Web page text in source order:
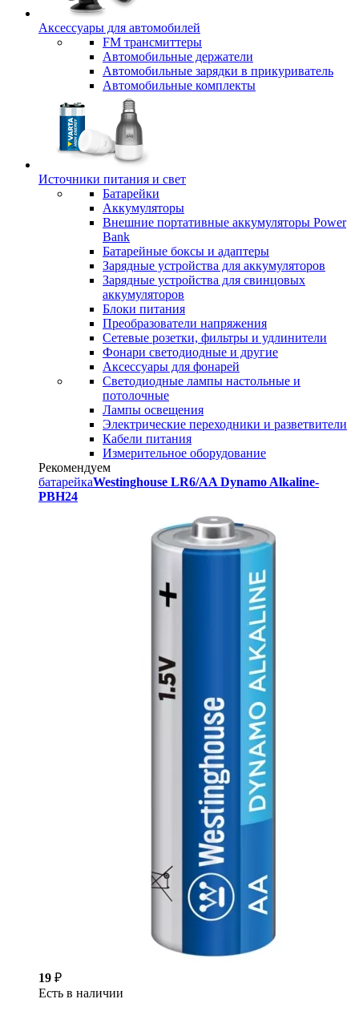
Аксессуары для автомобилей
FM трансмиттеры
Автомобильные держатели
Автомобильные зарядки в прикуриватель
Автомобильные комплекты
Источники питания и свет
Батарейки
Аккумуляторы
Внешние портативные аккумуляторы Power
Bank
Батарейные боксы и адаптеры
Зарядные устройства для аккумуляторов
Зарядные устройства для свинцовых
аккумуляторов
Блоки питания
Преобразователи напряжения
Сетевые розетки, фильтры и удлинители
Фонари светодиодные и другие
Аксессуары для фонарей
Светодиодные лампы настольные и
потолочные
Лампы освещения
Электрические переходники и разветвители
Кабели питания
Измерительное оборудование
Рекомендуем
батарейкаWestinghouse LR6/AA Dynamo Alkaline-
PBH24
19 ₽
Есть в наличии